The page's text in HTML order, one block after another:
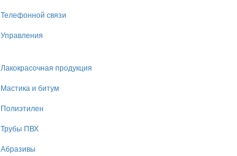
Телефонной связи
Управления
Лакокрасочная продукция
Мастика и битум
Полиэтилен
Трубы ПВХ
Абразивы